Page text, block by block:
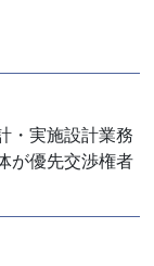
・実施設計業務
が優先交渉権者